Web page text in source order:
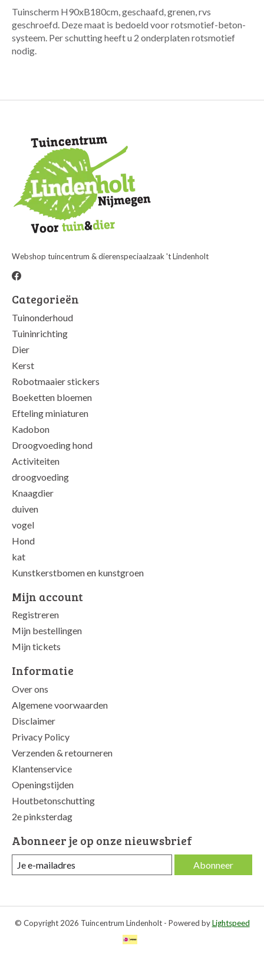
Tuinscherm H90xB180cm, geschaafd, grenen, rvs
geschroefd. Deze maat is bedoeld voor rotsmotief-beton-
systeem. Per schutting heeft u 2 onderplaten rotsmotief
nodig.
Webshop tuincentrum & dierenspeciaalzaak 't Lindenholt
Categorieën
Tuinonderhoud
Tuininrichting
Dier
Kerst
Robotmaaier stickers
Boeketten bloemen
Efteling miniaturen
Kadobon
Droogvoeding hond
Activiteiten
droogvoeding
Knaagdier
duiven
vogel
Hond
kat
Kunstkerstbomen en kunstgroen
Mijn account
Registreren
Mijn bestellingen
Mijn tickets
Informatie
Over ons
Algemene voorwaarden
Disclaimer
Privacy Policy
Verzenden & retourneren
Klantenservice
Openingstijden
Houtbetonschutting
2e pinksterdag
Abonneer je op onze nieuwsbrief
Abonneer
© Copyright 2026 Tuincentrum Lindenholt - Powered byLightspeed